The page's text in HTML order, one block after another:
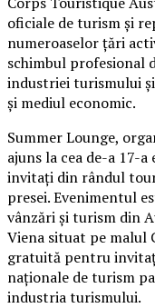
oficiale de turism și
numeroaselor țări
schimbul profesional
industriei turismului
și mediul economic.
Summer Lounge,
ajuns la cea de-a 17-
invitați din rândul
presei. Evenimentul
vânzări și turism din
Viena situat pe malul
gratuită pentru
naționale de turism
industria turismului.